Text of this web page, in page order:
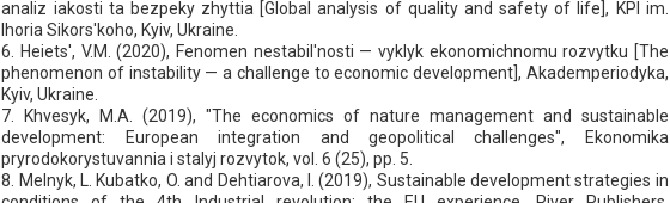
analiz iakosti ta bezpeky zhyttia [Global analysis of quality and safety of life], KPI im.
Ihoria Sikors'koho, Kyiv, Ukraine.
6. Heiets', V.M. (2020), Fenomen nestabil'nosti — vyklyk ekonomichnomu rozvytku [The
phenomenon of instability — a challenge to economic development], Akademperiodyka,
Kyiv, Ukraine.
7. Khvesyk, M.A. (2019), "The economics of nature management and sustainable
development: European integration and geopolitical challenges", Ekonomika
pryrodokorystuvannia i stalyj rozvytok, vol. 6 (25), pp. 5.
8. Melnyk, L. Kubatko, O. and Dehtiarova, I. (2019), Sustainable development strategies in